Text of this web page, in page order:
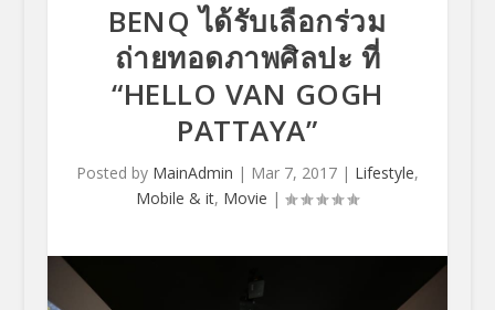
BENQ ได้รับเลือกร่วม
ถ่ายทอดภาพศิลปะ ที่
“HELLO VAN GOGH
PATTAYA”
Posted by MainAdmin | Mar 7, 2017| Lifestyle,
Mobile & it, Movie |